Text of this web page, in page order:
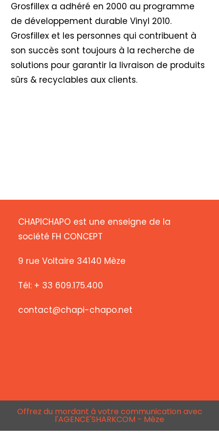
Grosfillex a adhéré en 2000 au programme
de développement durable Vinyl 2010.
Grosfillex et les personnes qui contribuent à
son succès sont toujours à la recherche de
solutions pour garantir la livraison de produits
sûrs & recyclables aux clients.
CHAPICHAPO est une enseigne de la
société FH CONCEPT
9 rue Voltaire 34140 Mèze
Tél: + 33 609.175.400
contact@chapi-chapo.net
Offrez du mordant à votre communication avec
l'AGENCE'SHARKCOM - Mèze